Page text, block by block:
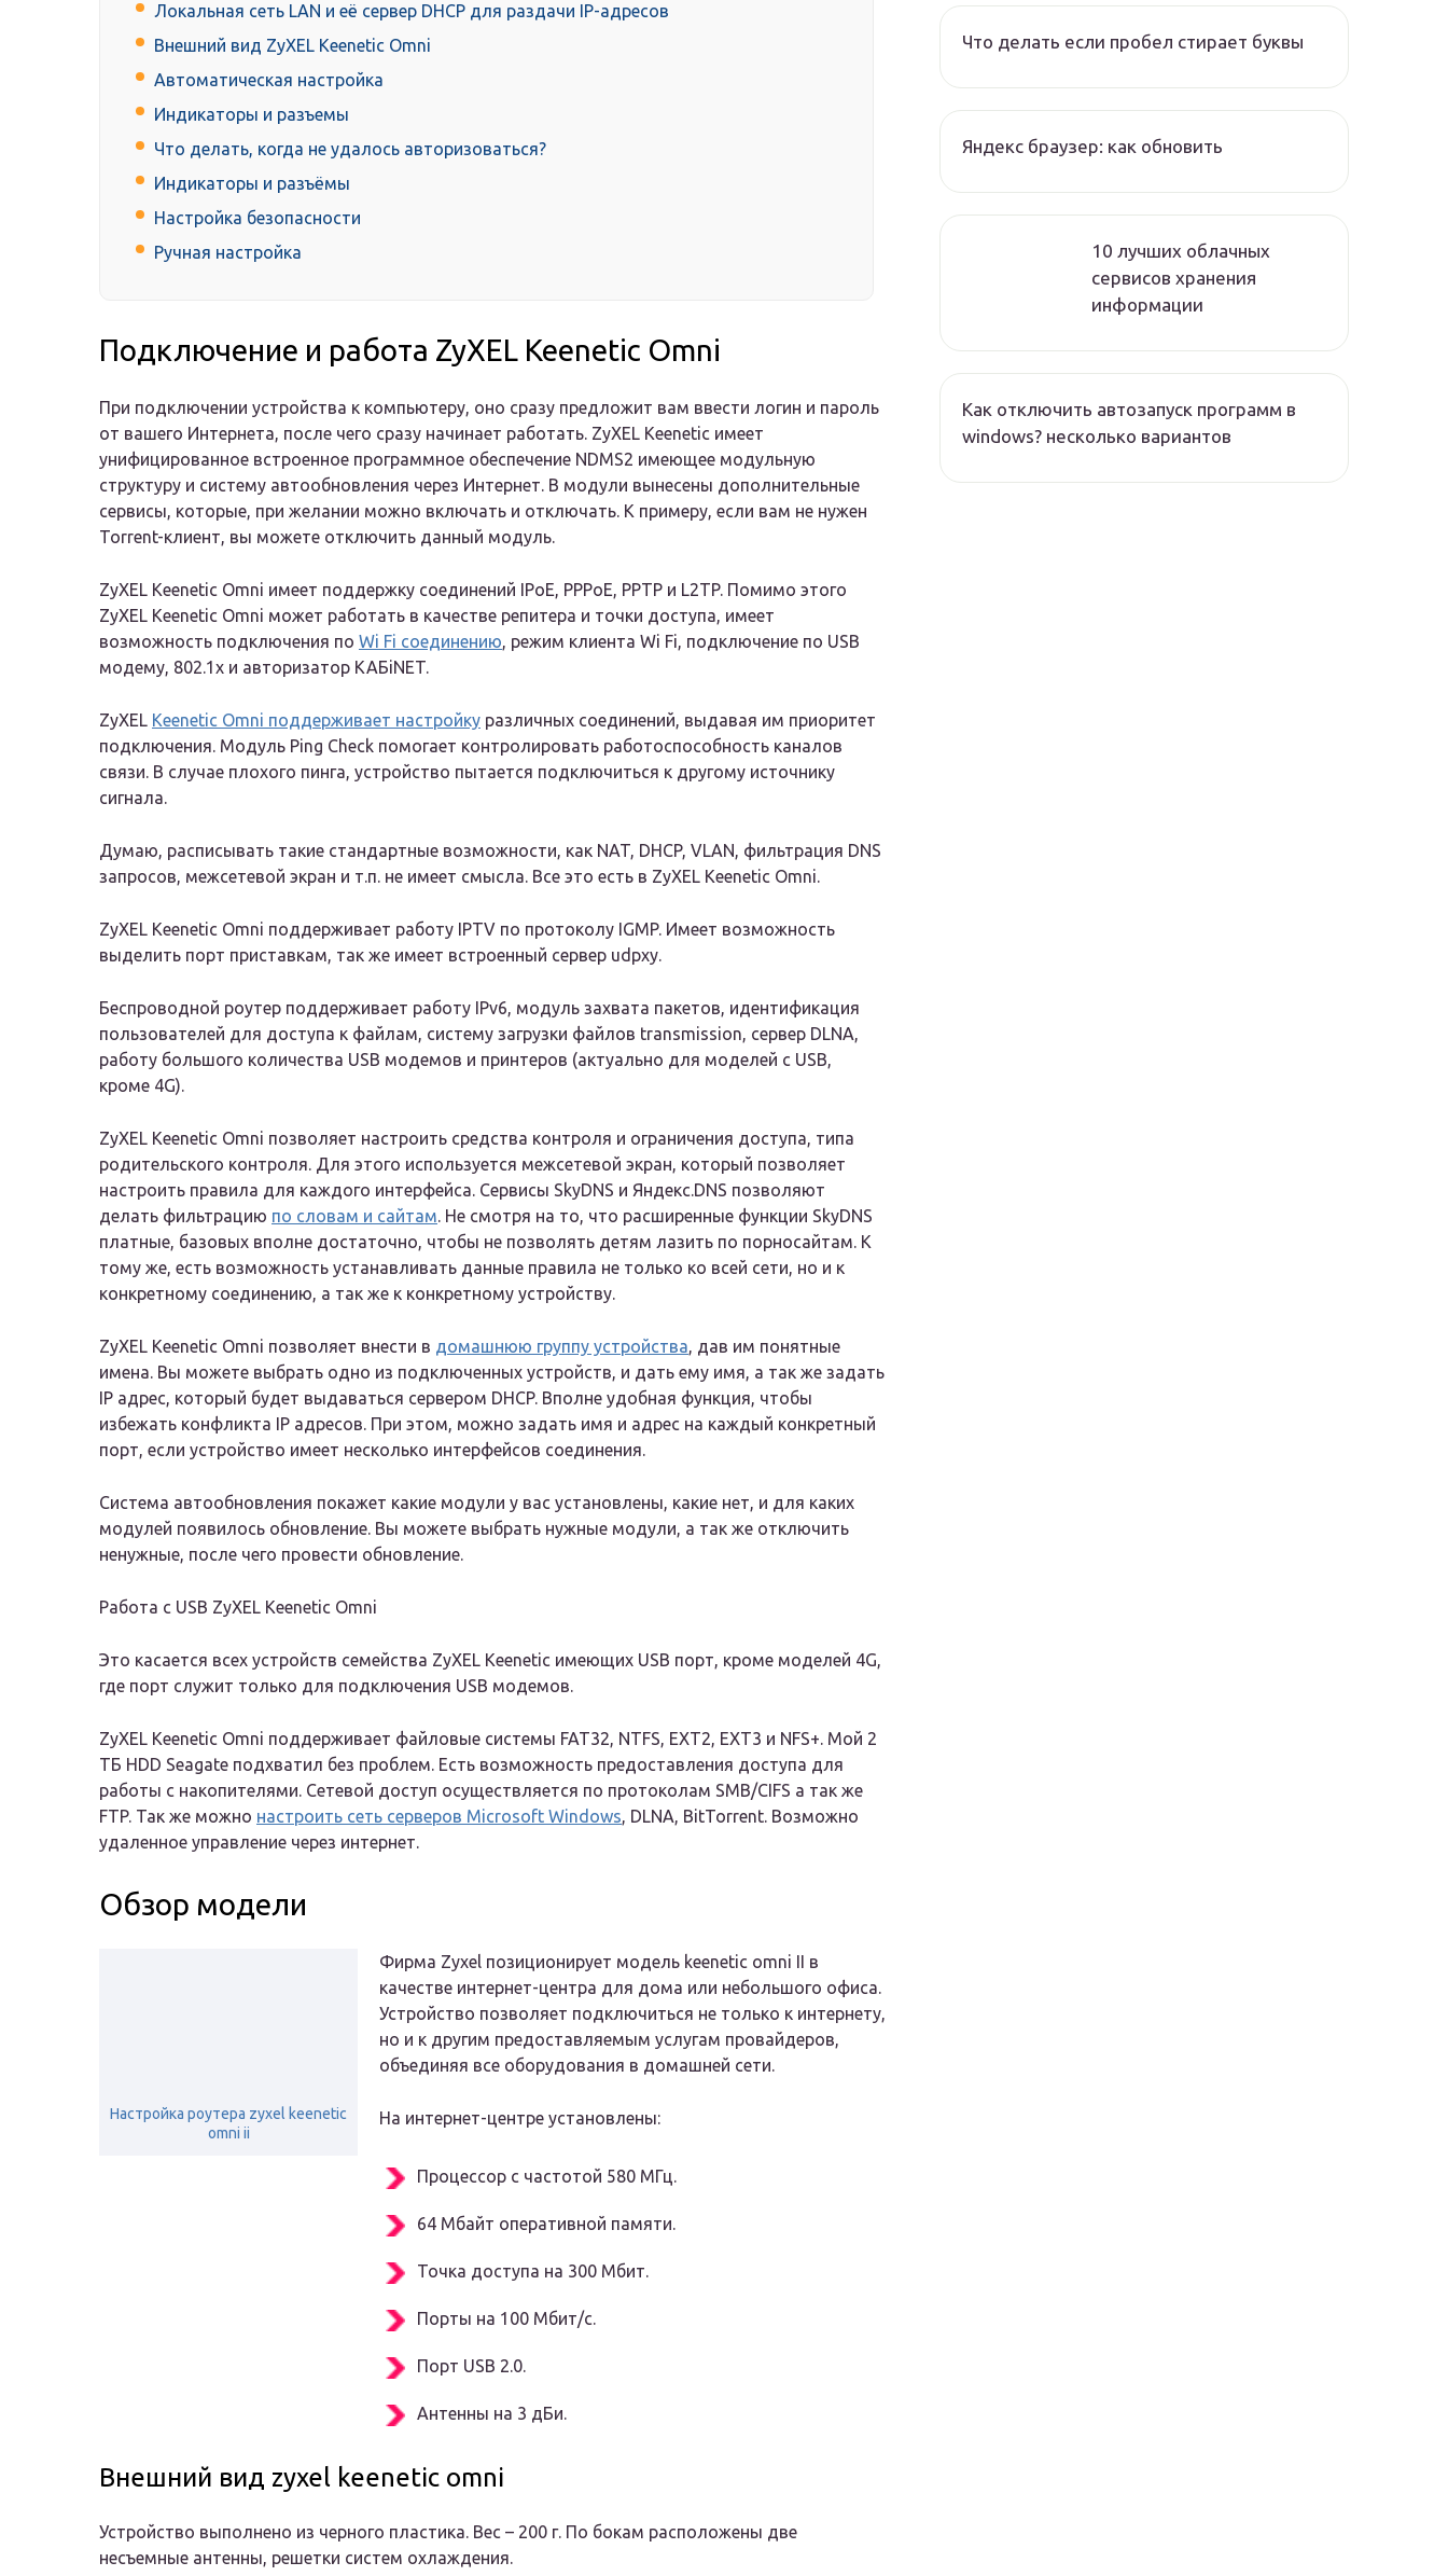
Локальная сеть LAN и её сервер DHCP для раздачи IP-адресов
Внешний вид ZyXEL Keenetic Omni
Автоматическая настройка
Индикаторы и разъемы
Что делать, когда не удалось авторизоваться?
Индикаторы и разъёмы
Настройка безопасности
Ручная настройка
Подключение и работа ZyXEL Keenetic Omni
При подключении устройства к компьютеру, оно сразу предложит вам ввести логин и пароль
от вашего Интернета, после чего сразу начинает работать. ZyXEL Keenetic имеет
унифицированное встроенное программное обеспечение NDMS2 имеющее модульную
структуру и систему автообновления через Интернет. В модули вынесены дополнительные
сервисы, которые, при желании можно включать и отключать. К примеру, если вам не нужен
Torrent-клиент, вы можете отключить данный модуль.
ZyXEL Keenetic Omni имеет поддержку соединений IPoE, PPPoE, PPTP и L2TP. Помимо этого
ZyXEL Keenetic Omni может работать в качестве репитера и точки доступа, имеет
возможность подключения по Wi Fi соединению, режим клиента Wi Fi, подключение по USB
модему, 802.1х и авторизатор КАБiNET.
ZyXEL Keenetic Omni поддерживает настройку различных соединений, выдавая им приоритет
подключения. Модуль Ping Check помогает контролировать работоспособность каналов
связи. В случае плохого пинга, устройство пытается подключиться к другому источнику
сигнала.
Думаю, расписывать такие стандартные возможности, как NAT, DHCP, VLAN, фильтрация DNS
запросов, межсетевой экран и т.п. не имеет смысла. Все это есть в ZyXEL Keenetic Omni.
ZyXEL Keenetic Omni поддерживает работу IPTV по протоколу IGMP. Имеет возможность
выделить порт приставкам, так же имеет встроенный сервер udpxy.
Беспроводной роутер поддерживает работу IPv6, модуль захвата пакетов, идентификация
пользователей для доступа к файлам, систему загрузки файлов transmission, сервер DLNA,
работу большого количества USB модемов и принтеров (актуально для моделей с USB,
кроме 4G).
ZyXEL Keenetic Omni позволяет настроить средства контроля и ограничения доступа, типа
родительского контроля. Для этого используется межсетевой экран, который позволяет
настроить правила для каждого интерфейса. Сервисы SkyDNS и Яндекс.DNS позволяют
делать фильтрацию по словам и сайтам. Не смотря на то, что расширенные функции SkyDNS
платные, базовых вполне достаточно, чтобы не позволять детям лазить по порносайтам. К
тому же, есть возможность устанавливать данные правила не только ко всей сети, но и к
конкретному соединению, а так же к конкретному устройству.
ZyXEL Keenetic Omni позволяет внести в домашнюю группу устройства, дав им понятные
имена. Вы можете выбрать одно из подключенных устройств, и дать ему имя, а так же задать
IP адрес, который будет выдаваться сервером DHCP. Вполне удобная функция, чтобы
избежать конфликта IP адресов. При этом, можно задать имя и адрес на каждый конкретный
порт, если устройство имеет несколько интерфейсов соединения.
Система автообновления покажет какие модули у вас установлены, какие нет, и для каких
модулей появилось обновление. Вы можете выбрать нужные модули, а так же отключить
ненужные, после чего провести обновление.
Работа с USB ZyXEL Keenetic Omni
Это касается всех устройств семейства ZyXEL Keenetic имеющих USB порт, кроме моделей 4G,
где порт служит только для подключения USB модемов.
ZyXEL Keenetic Omni поддерживает файловые системы FAT32, NTFS, EXT2, EXT3 и NFS+. Мой 2
ТБ HDD Seagate подхватил без проблем. Есть возможность предоставления доступа для
работы с накопителями. Сетевой доступ осуществляется по протоколам SMB/CIFS а так же
FTP. Так же можно настроить сеть серверов Microsoft Windows, DLNA, BitTorrent. Возможно
удаленное управление через интернет.
Обзор модели
Настройка роутера zyxel keenetic
omni ii
Фирма Zyxel позиционирует модель keenetic omni II в
качестве интернет-центра для дома или небольшого офиса.
Устройство позволяет подключиться не только к интернету,
но и к другим предоставляемым услугам провайдеров,
объединяя все оборудования в домашней сети.
На интернет-центре установлены:
Процессор с частотой 580 МГц.
64 Мбайт оперативной памяти.
Точка доступа на 300 Мбит.
Порты на 100 Мбит/c.
Порт USB 2.0.
Антенны на 3 дБи.
Внешний вид zyxel keenetic omni
Устройство выполнено из черного пластика. Вес – 200 г. По бокам расположены две
несъемные антенны, решетки систем охлаждения.
Что делать если пробел стирает буквы
Яндекс браузер: как обновить
10 лучших облачных
сервисов хранения
информации
Как отключить автозапуск программ в
windows? несколько вариантов